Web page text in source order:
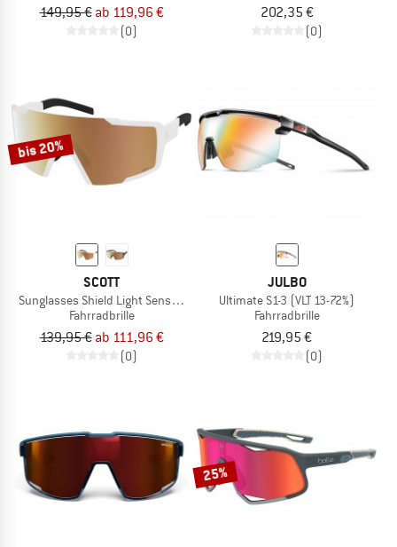
149,95 € ab 119,96 €
(0)
202,35 €
(0)
bis 20%
SCOTT
Sunglasses Shield Light Sensitive S1-3
Fahrradbrille
139,95 € ab 111,96 €
(0)
JULBO
Ultimate S1-3 (VLT 13-72%)
Fahrradbrille
219,95 €
(0)
25%